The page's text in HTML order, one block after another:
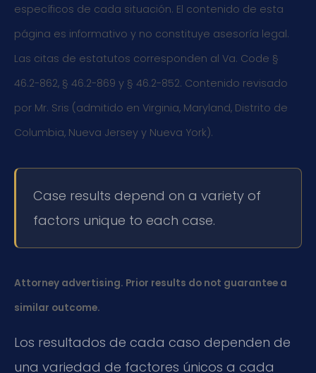
específicos de cada situación. El contenido de esta
página es informativo y no constituye asesoría legal.
Las citas de estatutos corresponden al Va. Code §
46.2-862, § 46.2-869 y § 46.2-852. Contenido revisado
por Mr. Sris (admitido en Virginia, Maryland, Distrito de
Columbia, Nueva Jersey y Nueva York).
Case results depend on a variety of
factors unique to each case.
Attorney advertising. Prior results do not guarantee a
similar outcome.
Los resultados de cada caso dependen de
una variedad de factores únicos a cada